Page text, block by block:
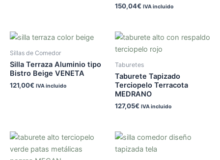
150,04€ IVA incluido
Sillas de Comedor
Silla Terraza Aluminio tipo
Bistro Beige VENETA
121,00€ IVA incluido
Taburetes
Taburete Tapizado
Terciopelo Terracota
MEDRANO
127,05€ IVA incluido